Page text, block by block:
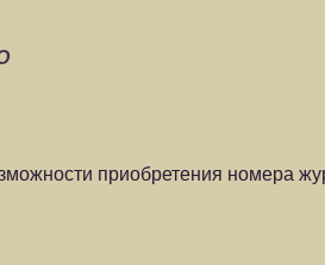
приобретения номера